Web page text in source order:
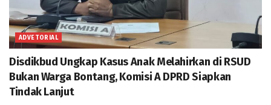
ADVETORIAL
Disdikbud Ungkap Kasus Anak Melahirkan di RSUD
Bukan Warga Bontang, Komisi A DPRD Siapkan
Tindak Lanjut